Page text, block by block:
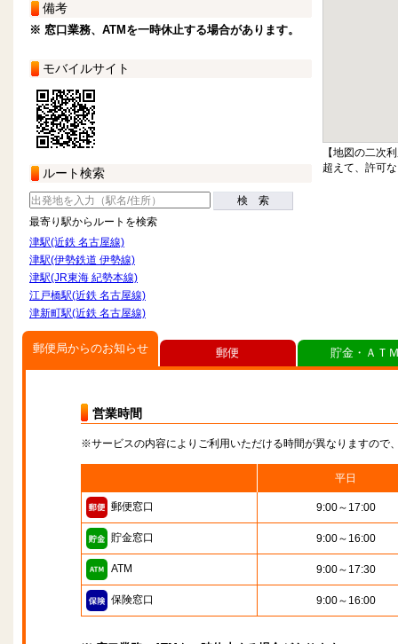
備考
※ 窓口業務、ATMを一時休止する場合があります。
モバイルサイト
ルート検索
検 索
最寄り駅からルートを検索
津駅(近鉄 名古屋線)
津駅(伊勢鉄道 伊勢線)
津駅(JR東海 紀勢本線)
江戸橋駅(近鉄 名古屋線)
津新町駅(近鉄 名古屋線)
【地図の二次
超えて、許可
郵便局からのお知らせ
営業時間
※サービスの内容によりご利用いただける時間が異なりますので
平日
郵便窓口 9:00～17:00
貯金窓口 9:00～16:00
ATM 9:00～17:30
保険窓口 9:00～16:00
郵便 貯金・ＡＴ